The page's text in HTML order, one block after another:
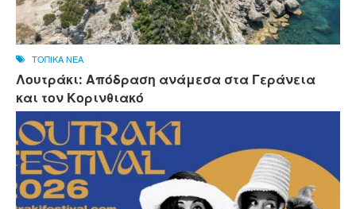
ΤΟΠΙΚΑ ΝΕΑ
Λουτράκι: Απόδραση ανάμεσα στα Γεράνεια
και τον Κορινθιακό